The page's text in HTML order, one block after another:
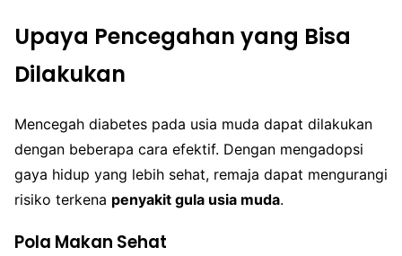
Upaya Pencegahan yang Bisa
Dilakukan
Mencegah diabetes pada usia muda dapat dilakukan
dengan beberapa cara efektif. Dengan mengadopsi
gaya hidup yang lebih sehat, remaja dapat mengurangi
risiko terkena penyakit gula usia muda.
Pola Makan Sehat